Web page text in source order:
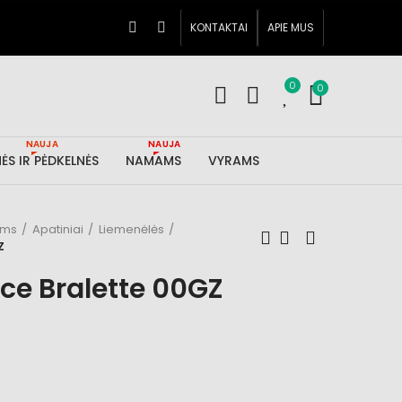
KONTAKTAI APIE MUS
0 0
IR PĖDKELNĖS
NAUJA
NAMAMS
NAUJA
VYRAMS
Apatiniai
Liemenėlės
Bralette 00GZ